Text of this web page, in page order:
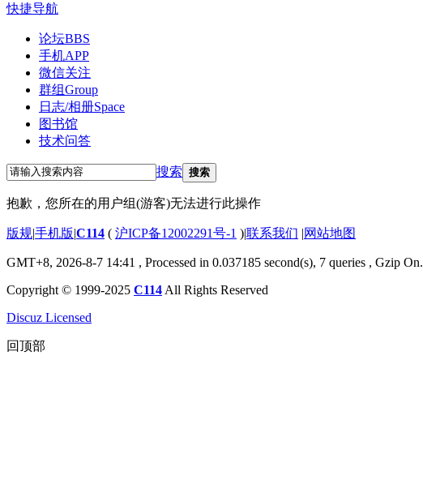
快捷导航
论坛BBS
手机APP
微信关注
群组Group
日志/相册Space
图书馆
技术问答
搜索 搜索
抱歉，您所在的用户组(游客)无法进行此操作
版规|手机版|C114 ( 沪ICP备12002291号-1 )|联系我们 |网站地图
GMT+8, 2026-8-7 14:41 , Processed in 0.037185 second(s), 7 queries , Gzip On.
Copyright © 1999-2025 C114 All Rights Reserved
Discuz Licensed
回顶部